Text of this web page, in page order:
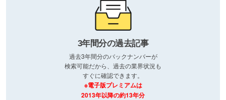
3年間分の過去記事
過去3年間分のバックナンバーが
検索可能だから、過去の業界状況も
すぐに確認できます。
※電子版プレミアムは
2013年以降の約13年分